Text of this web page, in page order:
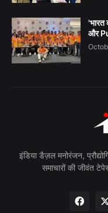
और
इंडिया डैज़ल मनोरंजन,
समाचारों की जीवंत